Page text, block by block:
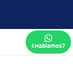
¿Hablamos?